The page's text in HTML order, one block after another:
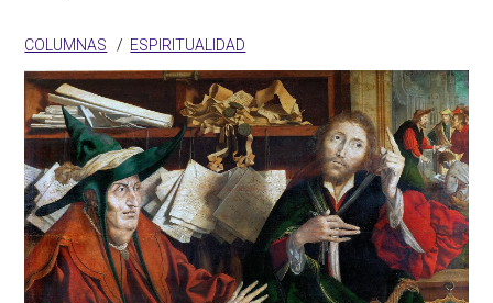
COLUMNAS ESPIRITUALIDAD